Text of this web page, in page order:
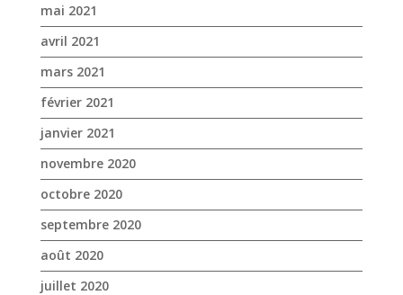
mai 2021
avril 2021
mars 2021
février 2021
janvier 2021
novembre 2020
octobre 2020
septembre 2020
août 2020
juillet 2020